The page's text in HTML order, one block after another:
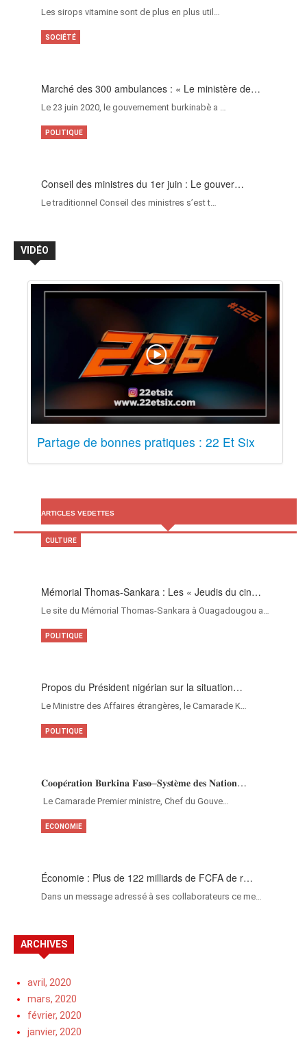
Les sirops vitamine sont de plus en plus util…
Marché des 300 ambulances : « Le ministère de…
Le 23 juin 2020, le gouvernement burkinabè a …
SOCIÉTÉ
Conseil des ministres du 1er juin : Le gouver…
Le traditionnel Conseil des ministres s’est t…
POLITIQUE
VIDÉO
Partage de bonnes pratiques : 22 Et Six
ARTICLES VEDETTES
Mémorial Thomas-Sankara : Les « Jeudis du cin…
Le site du Mémorial Thomas-Sankara à Ouagadougou a…
CULTURE
Propos du Président nigérian sur la situation…
Le Ministre des Affaires étrangères, le Camarade K…
POLITIQUE
𝐂𝐨𝐨𝐩𝐞́𝐫𝐚𝐭𝐢𝐨𝐧 𝐁𝐮𝐫𝐤𝐢𝐧𝐚 𝐅𝐚𝐬𝐨–𝐒𝐲𝐬𝐭𝐞̀𝐦𝐞 𝐝𝐞𝐬 𝐍𝐚𝐭𝐢𝐨𝐧…
‎Le Camarade Premier ministre, Chef du Gouve…
POLITIQUE
Économie : Plus de 122 milliards de FCFA de r…
Dans un message adressé à ses collaborateurs ce me…
ECONOMIE
ARCHIVES
avril, 2020
mars, 2020
février, 2020
janvier, 2020